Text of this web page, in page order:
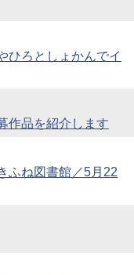
ひろとしょかんでイ
作品を紹介します
ふね図書館／5月22